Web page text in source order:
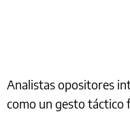
Analistas opositores
como un gesto táctico